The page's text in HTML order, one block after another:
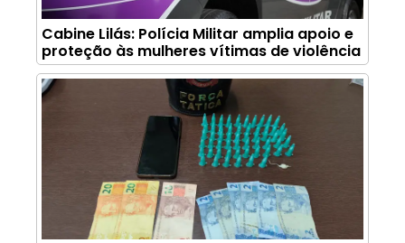
Cabine Lilás: Polícia Militar amplia apoio e
proteção às mulheres vítimas de violência